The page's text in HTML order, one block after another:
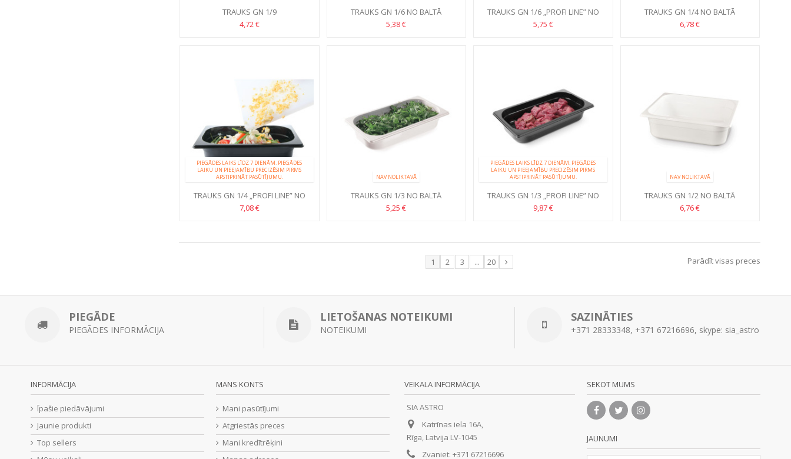
TRAUKS GN 1/9
4,72 €
TRAUKS GN 1/6 NO BALTĀ
POLIKARBONĀTA
5,38 €
TRAUKS GN 1/6 „PROFI LINE” NO
MELNĀ POLIKARBONĀTA
5,75 €
TRAUKS GN 1/4 NO BALTĀ
POLIKARBONĀTA
6,78 €
PIEGĀDES LAIKS LĪDZ 7 DIENĀM. PIEGĀDES
LAIKU UN PIEEJAMĪBU PRECIZĒSIM PIRMS
APSTIPRINĀT PASŪTĪJUMU.
TRAUKS GN 1/4 „PROFI LINE” NO
MELNĀ POLIKARBONĀTA
7,08 €
NAV NOLIKTAVĀ
TRAUKS GN 1/3 NO BALTĀ
POLIKARBONĀTA
5,25 €
PIEGĀDES LAIKS LĪDZ 7 DIENĀM. PIEGĀDES
LAIKU UN PIEEJAMĪBU PRECIZĒSIM PIRMS
APSTIPRINĀT PASŪTĪJUMU.
TRAUKS GN 1/3 „PROFI LINE” NO
MELNĀ POLIKARBONĀTA
9,87 €
NAV NOLIKTAVĀ
TRAUKS GN 1/2 NO BALTĀ
POLIKARBONĀTA
6,76 €
Parādīt visas preces
1 2 3 ... 20
PIEGĀDE
PIEGĀDES INFORMĀCIJA
LIETOŠANAS NOTEIKUMI
NOTEIKUMI
SAZINĀTIES
+371 28333348, +371 67216696, skype: sia_astro
INFORMĀCIJA
Īpašie piedāvājumi
Jaunie produkti
Top sellers
MANS KONTS
Mani pasūtījumi
Atgriestās preces
Mani kredītrēķini
VEIKALA INFORMĀCIJA
SIA ASTRO
Katrīnas iela 16A,
Rīga, Latvija LV-1045
Zvaniet: +371 67216696
SEKOT MUMS
JAUNUMI